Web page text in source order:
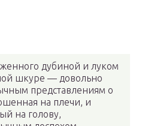
дубиной и луком
шкуре — довольно
представлениям о
на плечи, и
на голову,